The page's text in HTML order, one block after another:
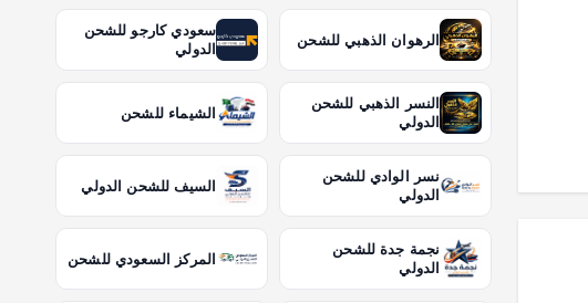
الرهوان الذهبي للشحن
سعودي كارجو للشحن
الدولي
النسر الذهبي للشحن
الدولي
الشيماء للشحن
نسر الوادي للشحن
الدولي
السيف للشحن الدولي
نجمة جدة للشحن
الدولي
المركز السعودي للشحن